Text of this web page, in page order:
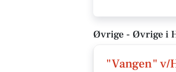
Øvrige - Øvrige i
"Vangen" v/